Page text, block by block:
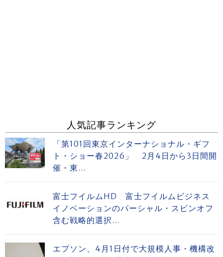
人気記事ランキング
「第101回東京インターナショナル・ギフ
ト・ショー春2026」 2月4日から3日間開
催・東...
富士フイルムHD 富士フイルムビジネス
イノベーションのパーシャル・スピンオフ
含む戦略的選択...
エプソン、4月1日付で大規模人事・機構改